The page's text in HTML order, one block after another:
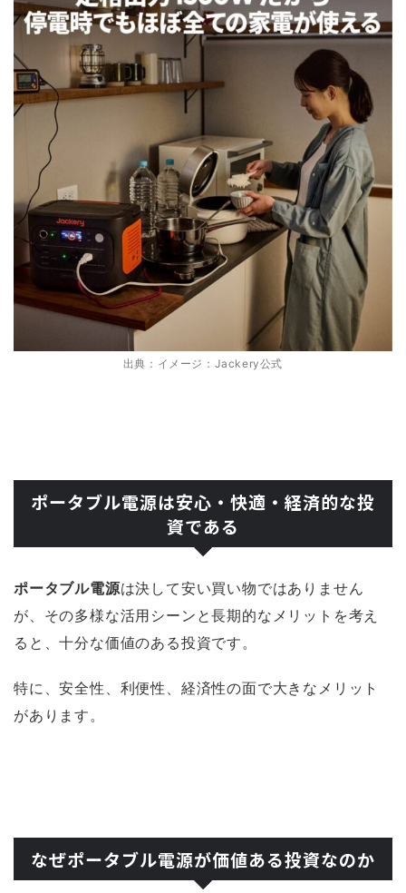
出典：イメージ：Jackery公式
ポータブル電源は安心・快適・経済的な投
資である
ポータブル電源は決して安い買い物ではありません
が、その多様な活用シーンと長期的なメリットを考え
ると、十分な価値のある投資です。
特に、安全性、利便性、経済性の面で大きなメリット
があります。
なぜポータブル電源が価値ある投資なのか